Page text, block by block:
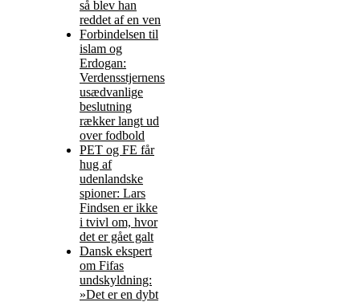
så blev han
reddet af en ven
Forbindelsen til
islam og
Erdogan:
Verdensstjernens
usædvanlige
beslutning
rækker langt ud
over fodbold
PET og FE får
hug af
udenlandske
spioner: Lars
Findsen er ikke
i tvivl om, hvor
det er gået galt
Dansk ekspert
om Fifas
undskyldning:
»Det er en dybt